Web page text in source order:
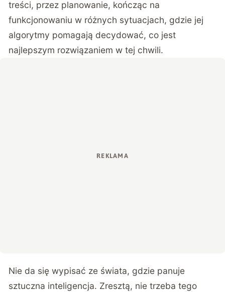
treści, przez planowanie, kończąc na
funkcjonowaniu w różnych sytuacjach, gdzie jej
algorytmy pomagają decydować, co jest
najlepszym rozwiązaniem w tej chwili.
Nie da się wypisać ze świata, gdzie panuje
sztuczna inteligencja. Zresztą, nie trzeba tego